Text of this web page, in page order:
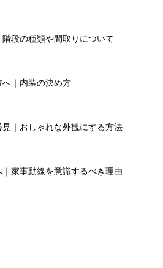
段の種類や間取りについて
｜内装の決め方
｜おしゃれな外観にする方法
家事動線を意識するべき理由